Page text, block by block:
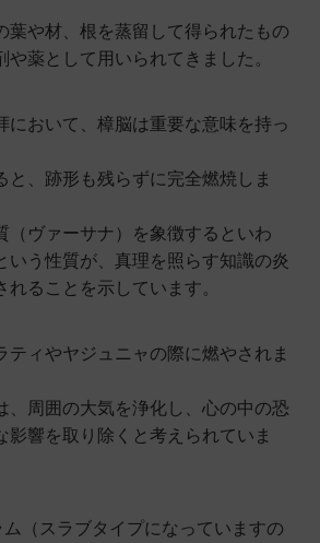
葉や材、根を蒸留して得られたもの
や薬として用いられてきました。
において、樟脳は重要な意味を持っ
と、跡形も残らずに完全燃焼しま
（ヴァーサナ）を象徴するといわ
いう性質が、真理を照らす知識の炎
れることを示しています。
ティやヤジュニャの際に燃やされま
、周囲の大気を浄化し、心の中の恐
影響を取り除くと考えられていま
（スラブタイプになっていますの